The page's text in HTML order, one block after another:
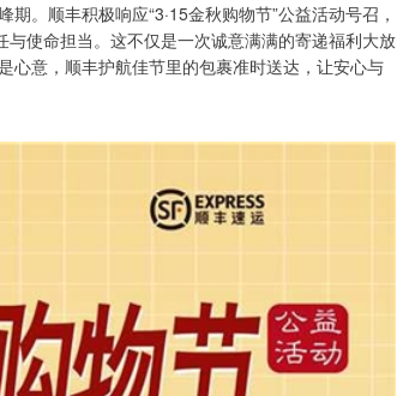
。顺丰积极响应“3·15金秋购物节”公益活动号召，
使命担当。这不仅是一次诚意满满的寄递福利大放
意，顺丰护航佳节里的包裹准时送达，让安心与